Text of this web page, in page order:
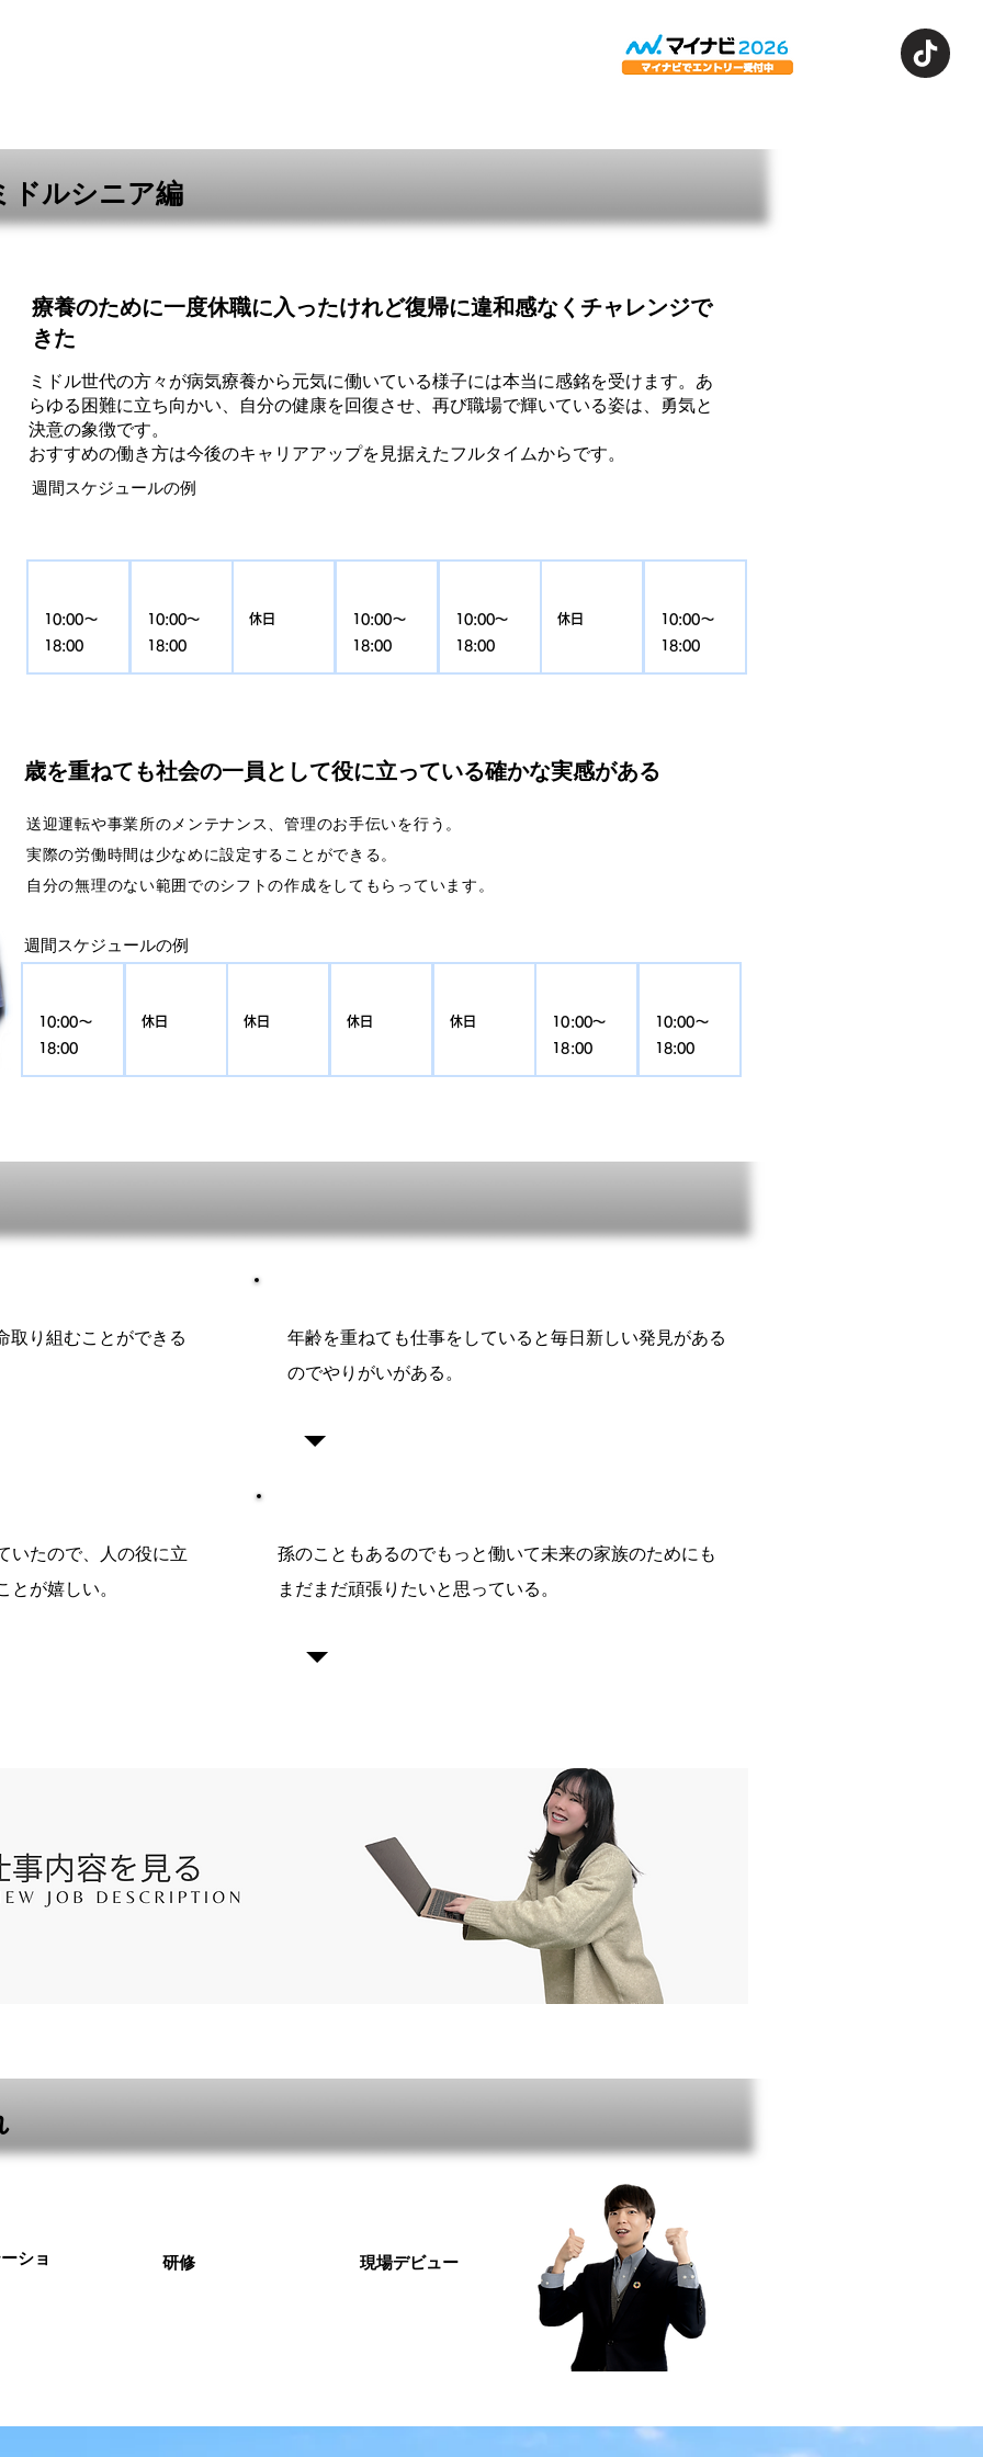
ルシニア編
​療養のために一度休職に入ったけれど復帰に違和感なくチャレンジで
きた
ミドル世代の方々が病気療養から元気に働いている様子には本当に感銘を受けます。あ
らゆる困難に立ち向かい、自分の健康を回復させ、再び職場で輝いている姿は、勇気と
決意の象徴です。
​おすすめの働き方は今後のキャリアアップを見据えたフルタイムからです。
週間スケジュールの例
10:00〜
18:00
10:00〜
18:00
休日
10:00〜
18:00
10:00〜
18:00
休日
10:00〜
18:00
歳を重ねても社会の一員として役に立っている確かな実感がある
送迎運転や事業所のメンテナンス、管理のお手伝いを行う。
実際の労働時間は少なめに設定することができる。
​自分の無理のない範囲でのシフトの作成をしてもらっています。
週間スケジュールの例
10:00〜
18:00
​休日 ​休日 ​休日 ​休日
10:00〜
18:00
10:00〜
18:00
取り組むことができる
​年齢を重ねても仕事をしていると毎日新しい発見がある
のでやりがいがある。
いたので、人の役に立
とが嬉しい。
孫のこともあるのでもっと働いて未来の家族のためにも
まだまだ頑張りたいと思っている。
ショ ​研修 現場デビュー